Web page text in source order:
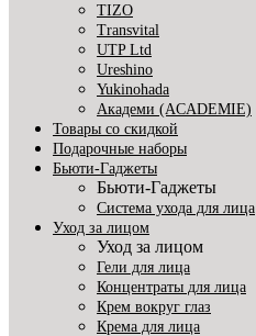
TIZO
Transvital
UTP Ltd
Ureshino
Yukinohada
Академи (ACADEMIE)
Товары со скидкой
Подарочные наборы
Бьюти-Гаджеты
Бьюти-Гаджеты
Система ухода для лица
Уход за лицом
Уход за лицом
Гели для лица
Концентраты для лица
Крем вокруг глаз
Крема для лица